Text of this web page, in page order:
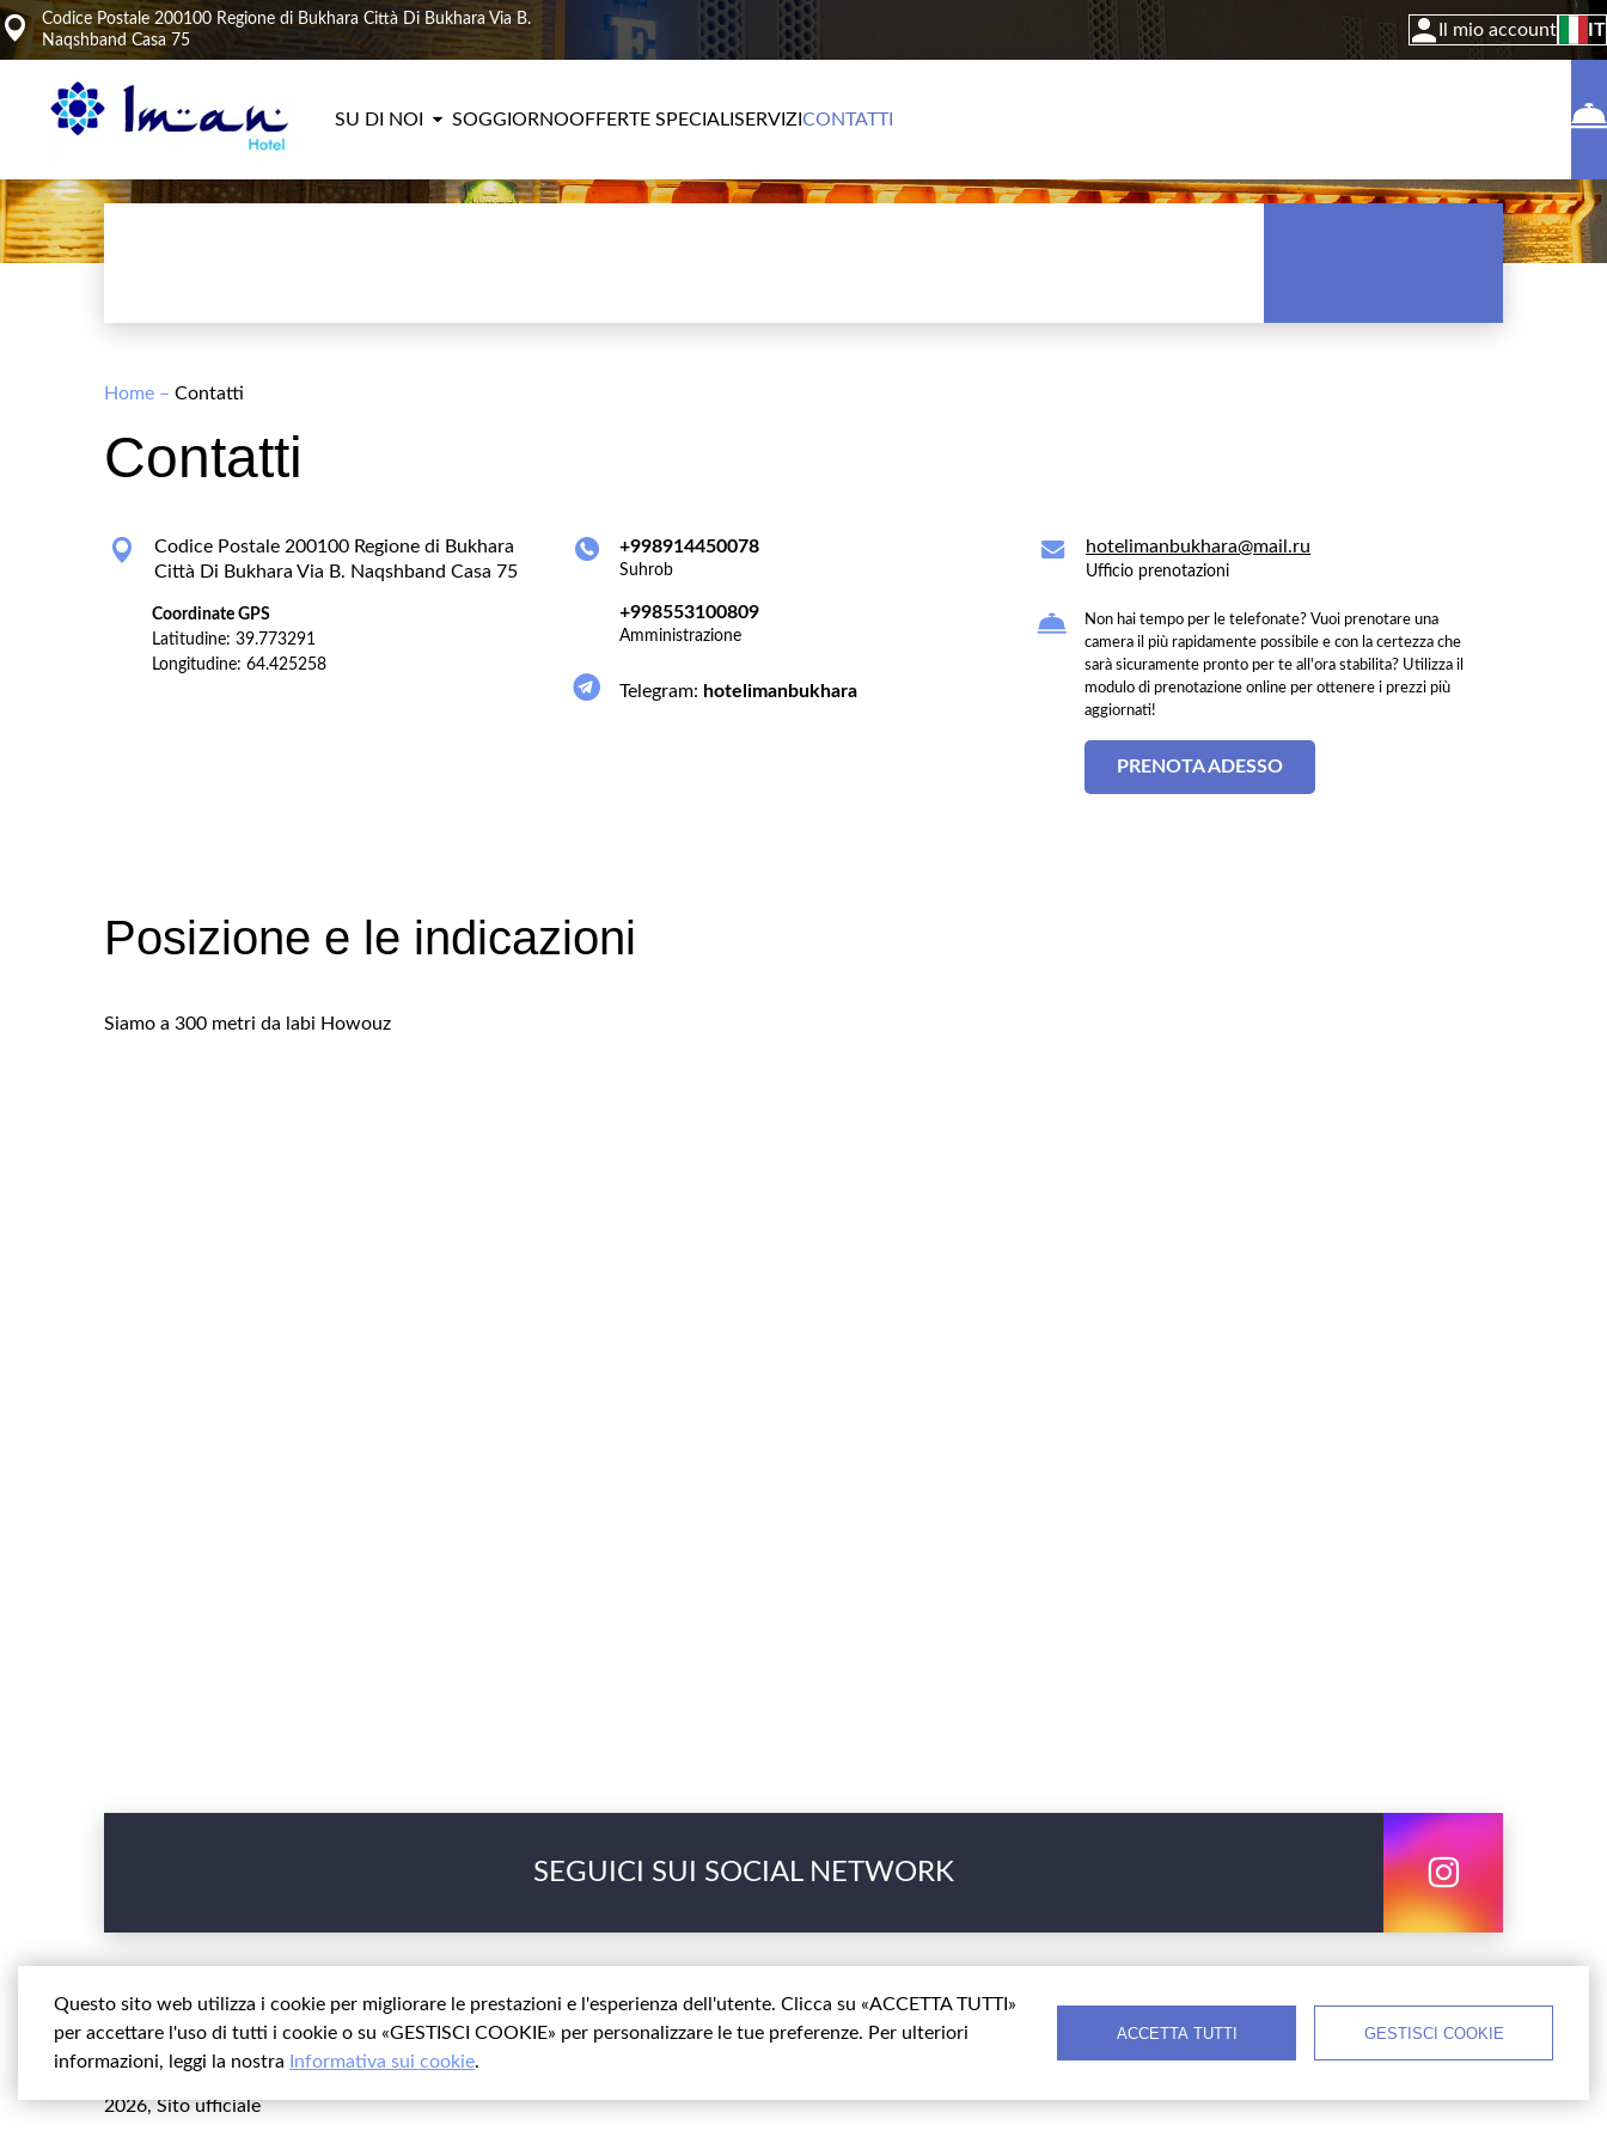
Questo sito web utilizza i cookie per migliorare le prestazioni e l'esperienza dell'utente. Clicca su «ACCETTA TUTTI»
per accettare l'uso di tutti i cookie o su «GESTISCI COOKIE» per personalizzare le tue preferenze. Per ulteriori
informazioni, leggi la nostra
Informativa sui cookie.
ACCETTA TUTTI GESTISCI COOKIE
Codice Postale 200100 Regione di Bukhara Città Di Bukhara Via B.
Naqshband Casa 75
Il mio account IT
SU DI NOI SOGGIORNOOFFERTE SPECIALI SERVIZI CONTATTI
Home – Contatti
Contatti
Codice Postale 200100 Regione di Bukhara
Città Di Bukhara Via B. Naqshband Casa 75
Coordinate GPS
Latitudine: 39.773291
Longitudine: 64.425258
+998914450078
Suhrob
+998553100809
Amministrazione
Telegram: hotelimanbukhara
hotelimanbukhara@mail.ru
Ufficio prenotazioni
Non hai tempo per le telefonate? Vuoi prenotare una
camera il più rapidamente possibile e con la certezza che
sarà sicuramente pronto per te all'ora stabilita? Utilizza il
modulo di prenotazione online per ottenere i prezzi più
aggiornati!
PRENOTA ADESSO
Posizione e le indicazioni
Siamo a 300 metri da labi Howouz
SEGUICI SUI SOCIAL NETWORK
2026, Sito ufficiale